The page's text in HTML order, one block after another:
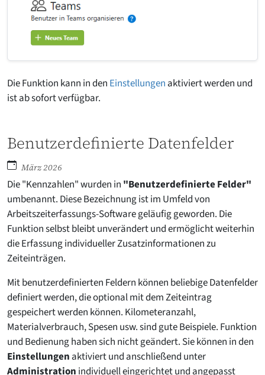
Die Funktion kann in den Einstellungen aktiviert werden und
ist ab sofort verfügbar.
Benutzerdefinierte Datenfelder
März 2026
Die "Kennzahlen" wurden in "Benutzerdefinierte Felder"
umbenannt. Diese Bezeichnung ist im Umfeld von
Arbeitszeiterfas­sungs-Software geläufig geworden. Die
Funktion selbst bleibt unverändert und ermöglicht weiterhin
die Erfassung individueller Zusatzinformationen zu
Zeiteinträgen.
Mit benutzerdefinierten Feldern können beliebige Daten­felder
definiert werden, die optional mit dem Zeiteintrag
gespeichert werden können. Kilometeranzahl,
Materialverbrauch, Spesen usw. sind gute Beispiele. Funktion
und Bedienung haben sich nicht geändert. Sie können in den
Einstellungen aktiviert und anschließend unter
Administration individuell eingerichtet und angepasst